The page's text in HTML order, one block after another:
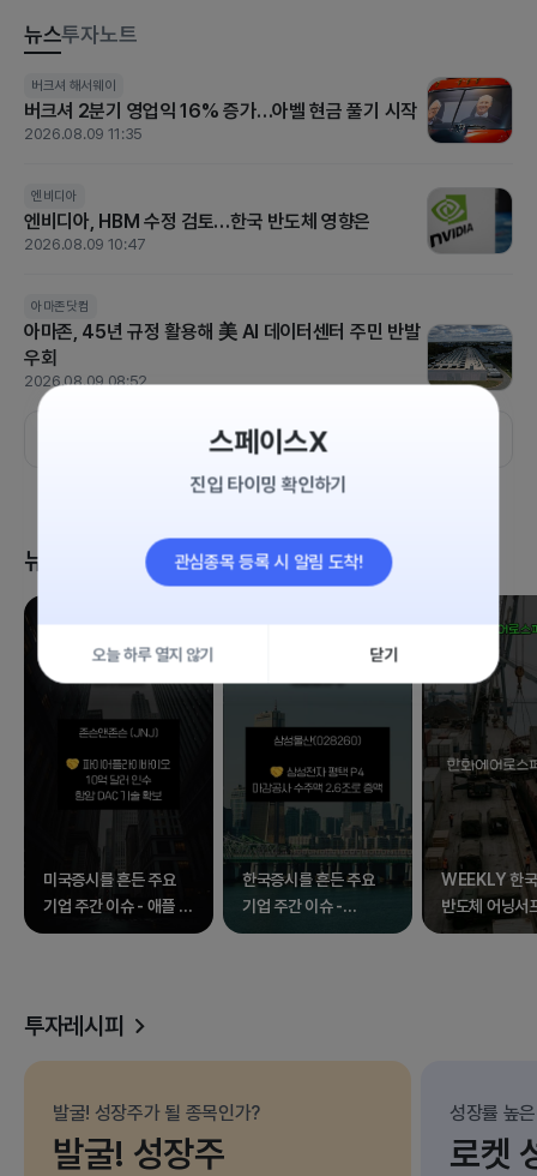
스페이스X
진입 타이밍 확인하기
관심종목 등록 시 알림 도착!
오늘 하루 열지 않기 닫기
뉴스투자노트
버크셔 해서웨이
버크셔 2분기 영업익 16% 증가…아벨 현금 풀기 시작
2026.08.09 11:35
엔비디아
엔비디아, HBM 수정 검토…한국 반도체 영향은
2026.08.09 10:47
아마존닷컴
아마존, 45년 규정 활용해 美 AI 데이터센터 주민 반발
우회
2026.08.09 08:52
더보기
[US STOCK BRIEF] 고용 충격에 금리인상 기대 급후퇴…S&P5
00·나스닥 사상 최고
2026.08.08 07:30
코노코필립스
[실적발표] 코노코필립스, 주당순이익 3.24 달러..예상
치 2.85 달러 상회
[US STOCK BRIEF] 중동 리스크에도 ‘숨 고르기’…다우 464p
하락, 실적 장세의 냉혹한 현실
2026.08.07 06:30
뉴스 클립
미국증시를 흔든 주요
기업 주간 이슈 - 애플 외
17종목
한국증시를 흔든 주요
기업 주간 이슈 -
삼성전자 외 17종목
WEEKLY 한
반도체 어닝서
속 널뛰는 증시
투자레시피
발굴! 성장주가 될 종목인가?
발굴! 성장주
성장률 높
로켓